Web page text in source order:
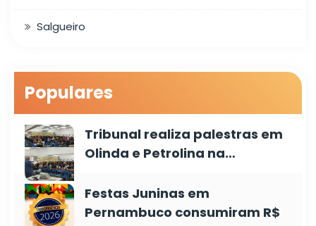
Salgueiro
Populares
Tribunal realiza palestras em
Olinda e Petrolina na…
Festas Juninas em
Pernambuco consumiram R$